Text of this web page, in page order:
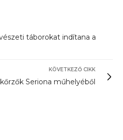
táborokat indítana a
KÖVETKEZŐ CIKK
Seriona műhelyéből